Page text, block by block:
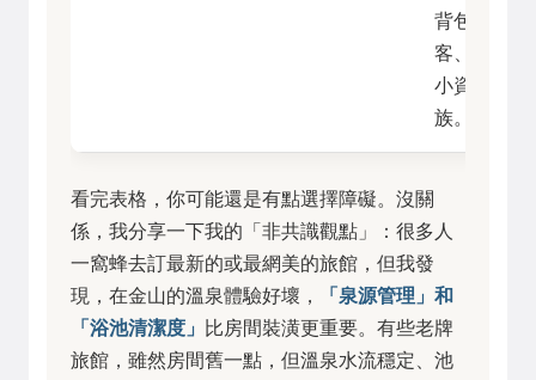
背包
客、
小資
族。
看完表格，你可能還是有點選擇障礙。沒關
係，我分享一下我的「非共識觀點」：很多人
一窩蜂去訂最新的或最網美的旅館，但我發
現，在金山的溫泉體驗好壞，
「泉源管理」和
「浴池清潔度」 比房間裝潢更重要。有些老牌
旅館，雖然房間舊一點，但溫泉水流穩定、池